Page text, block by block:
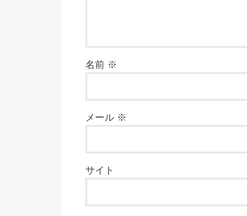
名前 ※
メール ※
サイト